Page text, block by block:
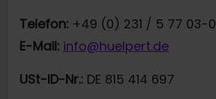
Telefon: +49 (0) 231 / 5 77 03-0
E-Mail: info@huelpert.de
USt-ID-Nr.: DE 815 414 697